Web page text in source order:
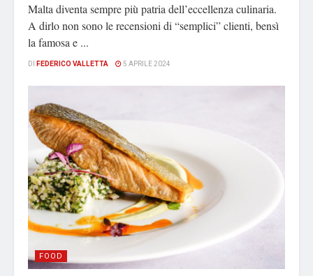
Malta diventa sempre più patria dell’eccellenza culinaria.
A dirlo non sono le recensioni di “semplici” clienti, bensì
la famosa e ...
DI FEDERICO VALLETTA 5 APRILE 2024
FOOD